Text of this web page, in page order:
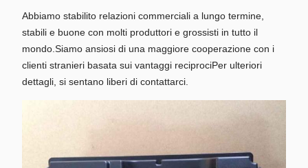
Abbiamo stabilito relazioni commerciali a lungo termine,
stabili e buone con molti produttori e grossisti in tutto il
mondo.Siamo ansiosi di una maggiore cooperazione con i
clienti stranieri basata sui vantaggi reciprociPer ulteriori
dettagli, si sentano liberi di contattarci.